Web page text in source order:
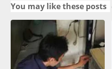
You may like these posts